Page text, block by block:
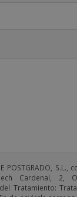
POSTGRADO, S.L.,
Cardenal, 2,
Tratamiento: